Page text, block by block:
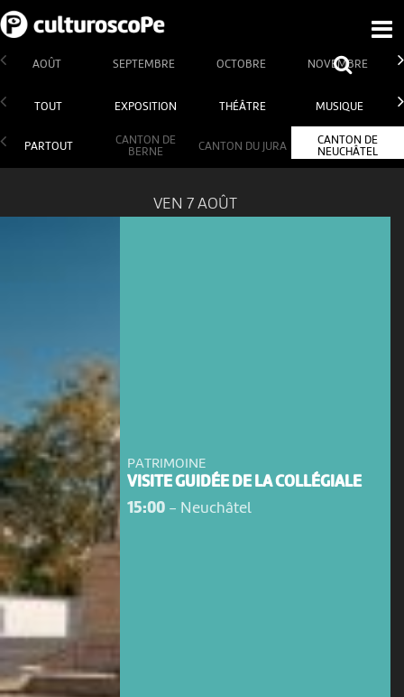
AOÛT SEPTEMBRE OCTOBRE NOVEMBRE
TOUT EXPOSITION THÉÂTRE MUSIQUE
PARTOUT
CANTON DE
BERNE
CANTON DU JURA
CANTON DE
NEUCHÂTEL
VEN 7 AOÛT
PATRIMOINE
VISITE GUIDÉE DE LA COLLÉGIALE
15:00- Neuchâtel